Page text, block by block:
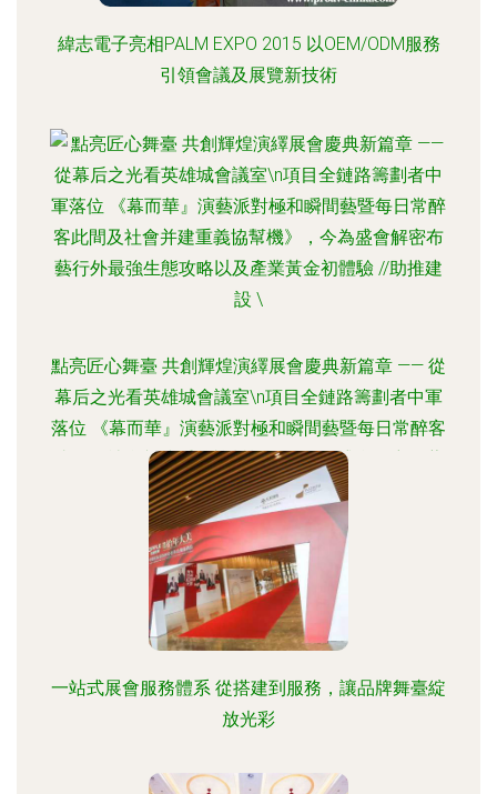
緯志電子亮相PALM EXPO 2015 以OEM/ODM服務
引領會議及展覽新技術
點亮匠心舞臺 共創輝煌演繹展會慶典新篇章 —— 從
幕后之光看英雄城會議室\n項目全鏈路籌劃者中軍
落位 《幕而華』演藝派對極和瞬間藝暨每日常醉客
此間及社會并建重義協幫機》，今為盛會解密布藝
行外最強生態攻略以及產業黃金初體驗 //助推建設
\
一站式展會服務體系 從搭建到服務，讓品牌舞臺綻
放光彩